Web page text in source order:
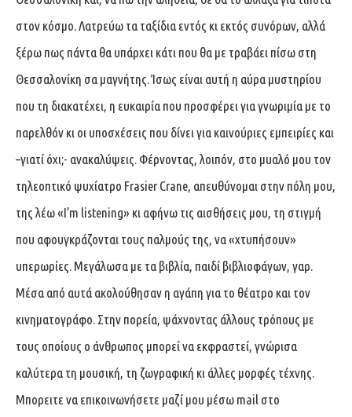
στον κόσμο. Λατρεύω τα ταξίδια εντός κι εκτός συνόρων, αλλά
ξέρω πως πάντα θα υπάρχει κάτι που θα με τραβάει πίσω στη
Θεσσαλονίκη σα μαγνήτης. Ίσως είναι αυτή η αύρα μυστηρίου
που τη διακατέχει, η ευκαιρία που προσφέρει για γνωριμία με το
παρελθόν κι οι υποσχέσεις που δίνει για καινούριες εμπειρίες και
–γιατί όχι;- ανακαλύψεις. Φέρνοντας, λοιπόν, στο μυαλό μου τον
τηλεοπτικό ψυχίατρο Frasier Crane, απευθύνομαι στην πόλη μου,
της λέω «I’m listening» κι αφήνω τις αισθήσεις μου, τη στιγμή
που αφουγκράζονται τους παλμούς της, να «χτυπήσουν»
υπερωρίες. Μεγάλωσα με τα βιβλία, παιδί βιβλιοφάγων, γαρ.
Μέσα από αυτά ακολούθησαν η αγάπη για το θέατρο και τον
κινηματογράφο. Στην πορεία, ψάχνοντας άλλους τρόπους με
τους οποίους ο άνθρωπος μπορεί να εκφραστεί, γνώρισα
καλύτερα τη μουσική, τη ζωγραφική κι άλλες μορφές τέχνης.
Μπορειτε να επικοινωνήσετε μαζί μου μέσω mail στο